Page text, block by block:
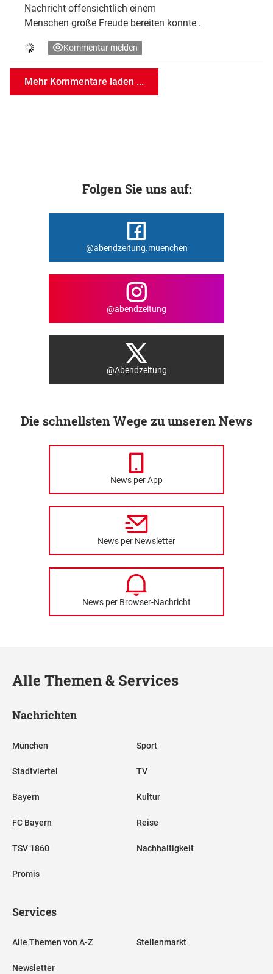
Nachricht offensichtlich einem
Menschen große Freude bereiten konnte .
Kommentar melden
Mehr Kommentare laden ...
Folgen Sie uns auf:
@abendzeitung.muenchen
@abendzeitung
@Abendzeitung
Die schnellsten Wege zu unseren News
News per App
News per Newsletter
News per Browser-Nachricht
Alle Themen & Services
Nachrichten
München
Stadtviertel
Bayern
FC Bayern
TSV 1860
Promis
Sport
TV
Kultur
Reise
Nachhaltigkeit
Services
Alle Themen von A-Z
Newsletter
Stellenmarkt